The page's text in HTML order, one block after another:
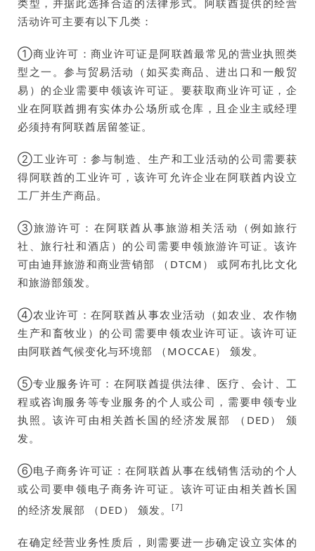
类型，并据此选择合适的法律形式。阿联酋提供的经营
活动许可主要有以下几类：
①商业许可：商业许可证是阿联酋最常见的营业执照类
型之一。参与贸易活动（如买卖商品、进出口和一般贸
易）的企业需要申领该许可证。要获取商业许可证，企
业在阿联酋拥有实体办公场所或仓库，且企业主或经理
必须持有阿联酋居留签证。
②工业许可：参与制造、生产和工业活动的公司需要获
得阿联酋的工业许可，该许可允许企业在阿联酋内设立
工厂并生产商品。
③旅游许可：在阿联酋从事旅游相关活动（例如旅行
社、旅行社和酒店）的公司需要申领旅游许可证。该许
可由迪拜旅游和商业营销部 （DTCM） 或阿布扎比文化
和旅游部颁发。
④农业许可：在阿联酋从事农业活动（如农业、农作物
生产和畜牧业）的公司需要申领农业许可证。该许可证
由阿联酋气候变化与环境部 （MOCCAE） 颁发。
⑤专业服务许可：在阿联酋提供法律、医疗、会计、工
程或咨询服务等专业服务的个人或公司，需要申领专业
执照。该许可由相关酋长国的经济发展部 （DED） 颁
发。
⑥电子商务许可证：在阿联酋从事在线销售活动的个人
或公司要申领电子商务许可证。该许可证由相关酋长国
的经济发展部 （DED） 颁发。
[7]
在确定经营业务性质后，则需要进一步确定设立实体的